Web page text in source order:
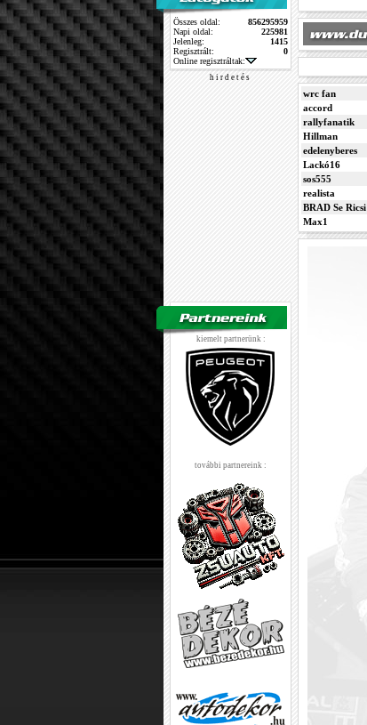
Összes oldal:
856295959
Napi oldal:
225981
Jelenleg:
1415
Regisztrált:
0
Online regisztráltak:
h i r d e t é s
kiemelt partnerünk :
további partnereink :
wrc fan
accord
rallyfanatik
Hillman
edelenyberes
Lackó16
sos555
realista
BRAD Se Ricsi
Max1